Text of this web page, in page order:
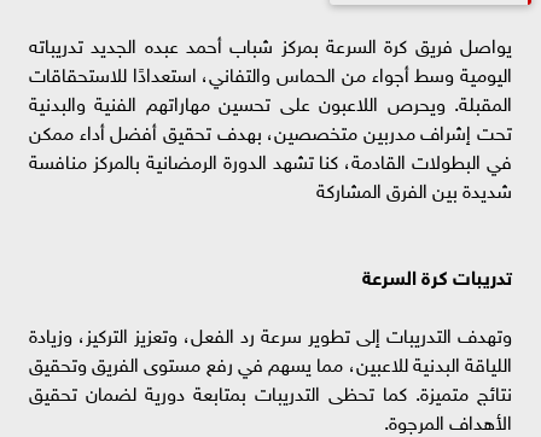
يواصل فريق كرة السرعة بمركز شباب أحمد عبده الجديد تدريباته
اليومية وسط أجواء من الحماس والتفاني، استعدادًا للاستحقاقات
المقبلة. ويحرص اللاعبون على تحسين مهاراتهم الفنية والبدنية
تحت إشراف مدربين متخصصين، بهدف تحقيق أفضل أداء ممكن
في البطولات القادمة، كنا تشهد الدورة الرمضانية بالمركز منافسة
شديدة بين الفرق المشاركة
تدريبات كرة السرعة
وتهدف التدريبات إلى تطوير سرعة رد الفعل، وتعزيز التركيز، وزيادة
اللياقة البدنية للاعبين، مما يسهم في رفع مستوى الفريق وتحقيق
نتائج متميزة. كما تحظى التدريبات بمتابعة دورية لضمان تحقيق
الأهداف المرجوة.